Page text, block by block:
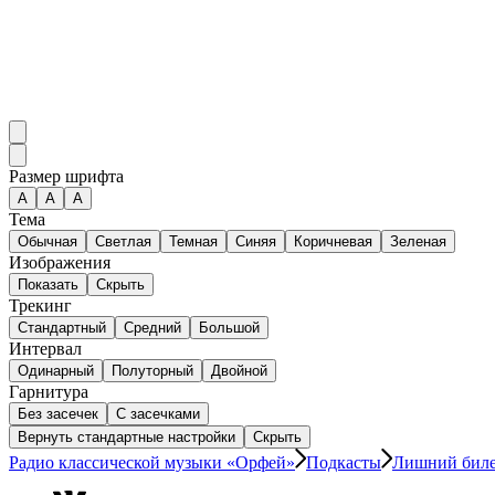
Размер шрифта
А A A
Тема
Обычная Светлая Темная Синяя Коричневая Зеленая
Изображения
Показать Скрыть
Трекинг
Стандартный Средний Большой
Интервал
Одинарный Полуторный Двойной
Гарнитура
Без засечек
С засечками
Вернуть стандартные настройки
Скрыть
Радио классической музыки «Орфей» Подкасты Лишний